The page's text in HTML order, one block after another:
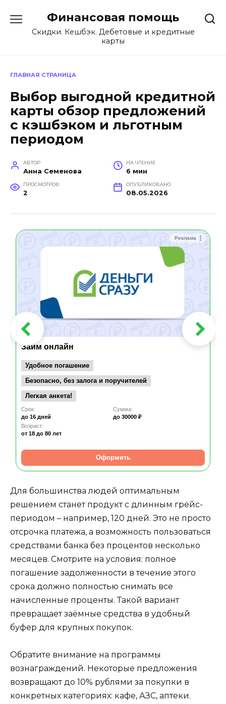
содержанию
Финансовая помощь
Скидки. Кешбэк. Дебетовые и кредитные
карты
ГЛАВНАЯ СТРАНИЦА
Выбор выгодной кредитной
карты обзор предложений
с кэшбэком и льготным
периодом
АВТОР
Анна Семенова
НА ЧТЕНИЕ
6 мин
ПРОСМОТРОВ
2
ОПУБЛИКОВАНО
08.05.2026
Реклама
Займ онлайн
Удобное погашение
Безопасно, без залога и поручителей
Легкая анкета!
Срок:
до 16 дней
Сумма:
до 30000 ₽
Возраст:
от 18 до 80 лет
Оформить
Для большинства людей оптимальным
решением станет продукт с длинным грейс-
периодом – например, 120 дней. Это не просто
отсрочка платежа, а возможность пользоваться
средствами банка без процентов несколько
месяцев. Смотрите на условия: полное
погашение задолженности в течение этого
срока должно полностью снимать все
начисленные проценты. Такой вариант
превращает заёмные средства в удобный
буфер для крупных покупок.
Обратите внимание на программы
вознаграждений. Некоторые предложения
возвращают до 10% рублями за покупки в
конкретных категориях: кафе, АЗС, аптеки.